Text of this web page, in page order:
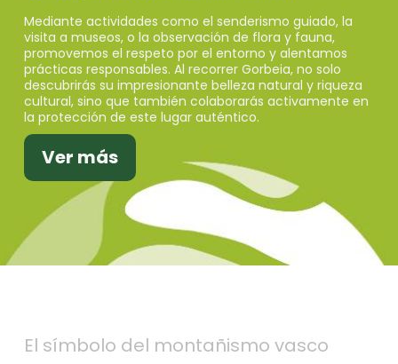
Mediante actividades como el senderismo guiado, la
visita a museos, o la observación de flora y fauna,
promovemos el respeto por el entorno y alentamos
prácticas responsables. Al recorrer Gorbeia, no solo
descubrirás su impresionante belleza natural y riqueza
cultural, sino que también colaborarás activamente en
la protección de este lugar auténtico.
Ver más
El símbolo del montañismo vasco